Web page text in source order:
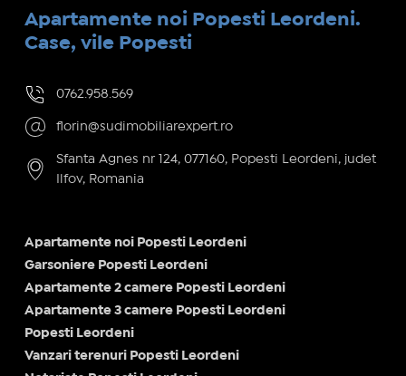
Apartamente noi Popesti Leordeni.
Case, vile Popesti
0762.958.569
florin@sudimobiliarexpert.ro
Sfanta Agnes nr 124, 077160, Popesti Leordeni, judet
Ilfov, Romania
Apartamente noi Popesti Leordeni
Garsoniere Popesti Leordeni
Apartamente 2 camere Popesti Leordeni
Apartamente 3 camere Popesti Leordeni
Popesti Leordeni
Vanzari terenuri Popesti Leordeni